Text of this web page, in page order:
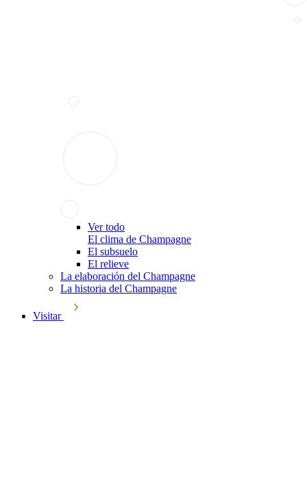
Ver todo
El clima de Champagne
El subsuelo
El relieve
La elaboración del Champagne
La historia del Champagne
Visitar